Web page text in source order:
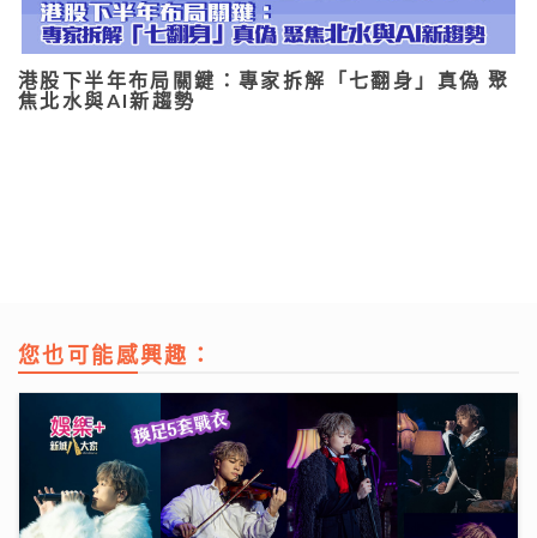
港股下半年布局關鍵：專家拆解「七翻身」真偽 聚
焦北水與AI新趨勢
您也可能感興趣：